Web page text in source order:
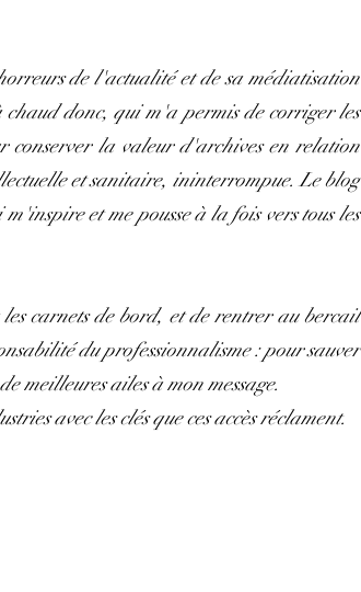
de l'actualité et de sa médiatisation
donc, qui m'a permis de corriger les
la valeur d'archives en relation
et sanitaire, ininterrompue. Le blog
et me pousse à la fois vers tous les
carnets de bord, et de rentrer au bercail
du professionnalisme : pour sauver
meilleures ailes à mon message.
avec les clés que ces accès réclament.